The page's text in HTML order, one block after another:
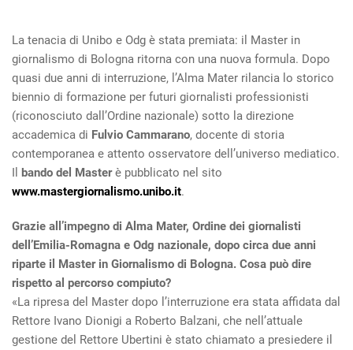
La tenacia di Unibo e Odg è stata premiata: il Master in
giornalismo di Bologna ritorna con una nuova formula. Dopo
quasi due anni di interruzione, l’Alma Mater rilancia lo storico
biennio di formazione per futuri giornalisti professionisti
(riconosciuto dall’Ordine nazionale) sotto la direzione
accademica di Fulvio Cammarano, docente di storia
contemporanea e attento osservatore dell’universo mediatico.
Il bando del Masterè pubblicato nel sito
www.mastergiornalismo.unibo.it.
Grazie all’impegno di Alma Mater, Ordine dei giornalisti
dell’Emilia-Romagna e Odg nazionale, dopo circa due anni
riparte il Master in Giornalismo di Bologna. Cosa può dire
rispetto al percorso compiuto?
«La ripresa del Master dopo l’interruzione era stata affidata dal
Rettore Ivano Dionigi a Roberto Balzani, che nell’attuale
gestione del Rettore Ubertini è stato chiamato a presiedere il